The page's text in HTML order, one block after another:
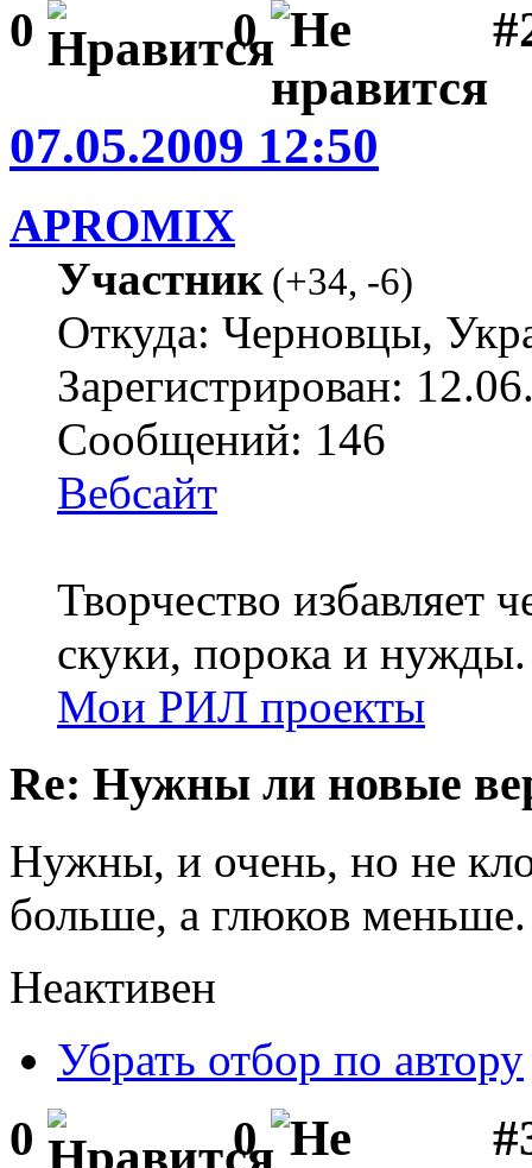
0 0
07.05.2009 12:50
APROMIX
Участник(+34, -6)
Откуда: Черновцы,
Зарегистрирован:
Сообщений: 146
Вебсайт
Творчество избавляет
скуки, порока и нужды.
Мои РИЛ проекты
Re: Нужны ли новые
Нужны, и очень, но не
больше, а глюков меньше.
Неактивен
Убрать отбор по автору
0 0